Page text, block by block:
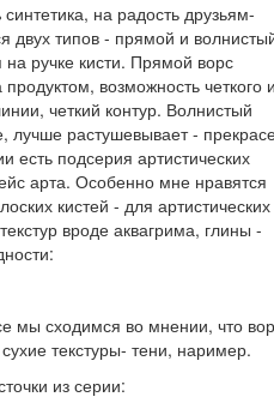
на радость друзьям-
двух типов - прямой и
ручке кисти. Прямой ворс
возможность четкого
четкий контур. Волнистый
лучше растушевывает -
есть подсерия артистических
арта. Особенно мне нравятся
кистей - для артистических
вроде аквагрима, глины -
мы сходимся во мнении, что
текстуры- тени, наример.
из серии: